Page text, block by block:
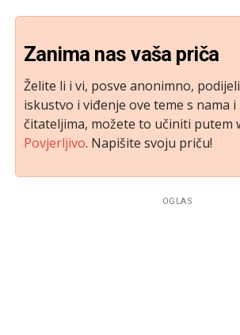
Zanima nas vaša priča
Želite li i vi, posve anonimno,
iskustvo i viđenje ove teme s nama i
čitateljima, možete to učiniti putem
Povjerljivo. Napišite svoju priču!
OGLAS